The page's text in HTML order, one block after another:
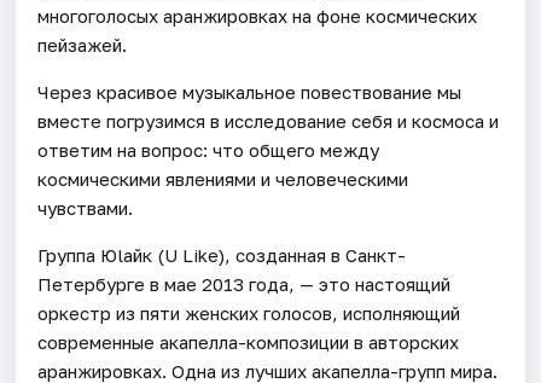
многоголосых аранжировках на фоне космических
пейзажей.
Через красивое музыкальное повествование мы
вместе погрузимся в исследование себя и космоса и
ответим на вопрос: что общего между
космическими явлениями и человеческими
чувствами.
Группа Юlaйк (U Like), созданная в Санкт-
Петербурге в мае 2013 года, — это настоящий
оркестр из пяти женских голосов, исполняющий
современные акапелла-композиции в авторских
аранжировках. Одна из лучших акапелла-групп мира.